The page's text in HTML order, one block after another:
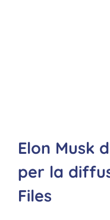
Elon Musk
per la
Files